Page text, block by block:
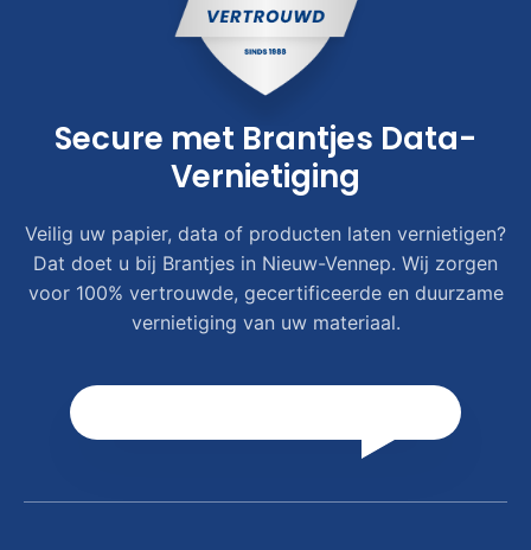
Secure met Brantjes Data-
Vernietiging
Veilig uw papier, data of producten laten vernietigen?
Dat doet u bij Brantjes in Nieuw-Vennep. Wij zorgen
voor 100% vertrouwde, gecertificeerde en duurzame
vernietiging van uw materiaal.